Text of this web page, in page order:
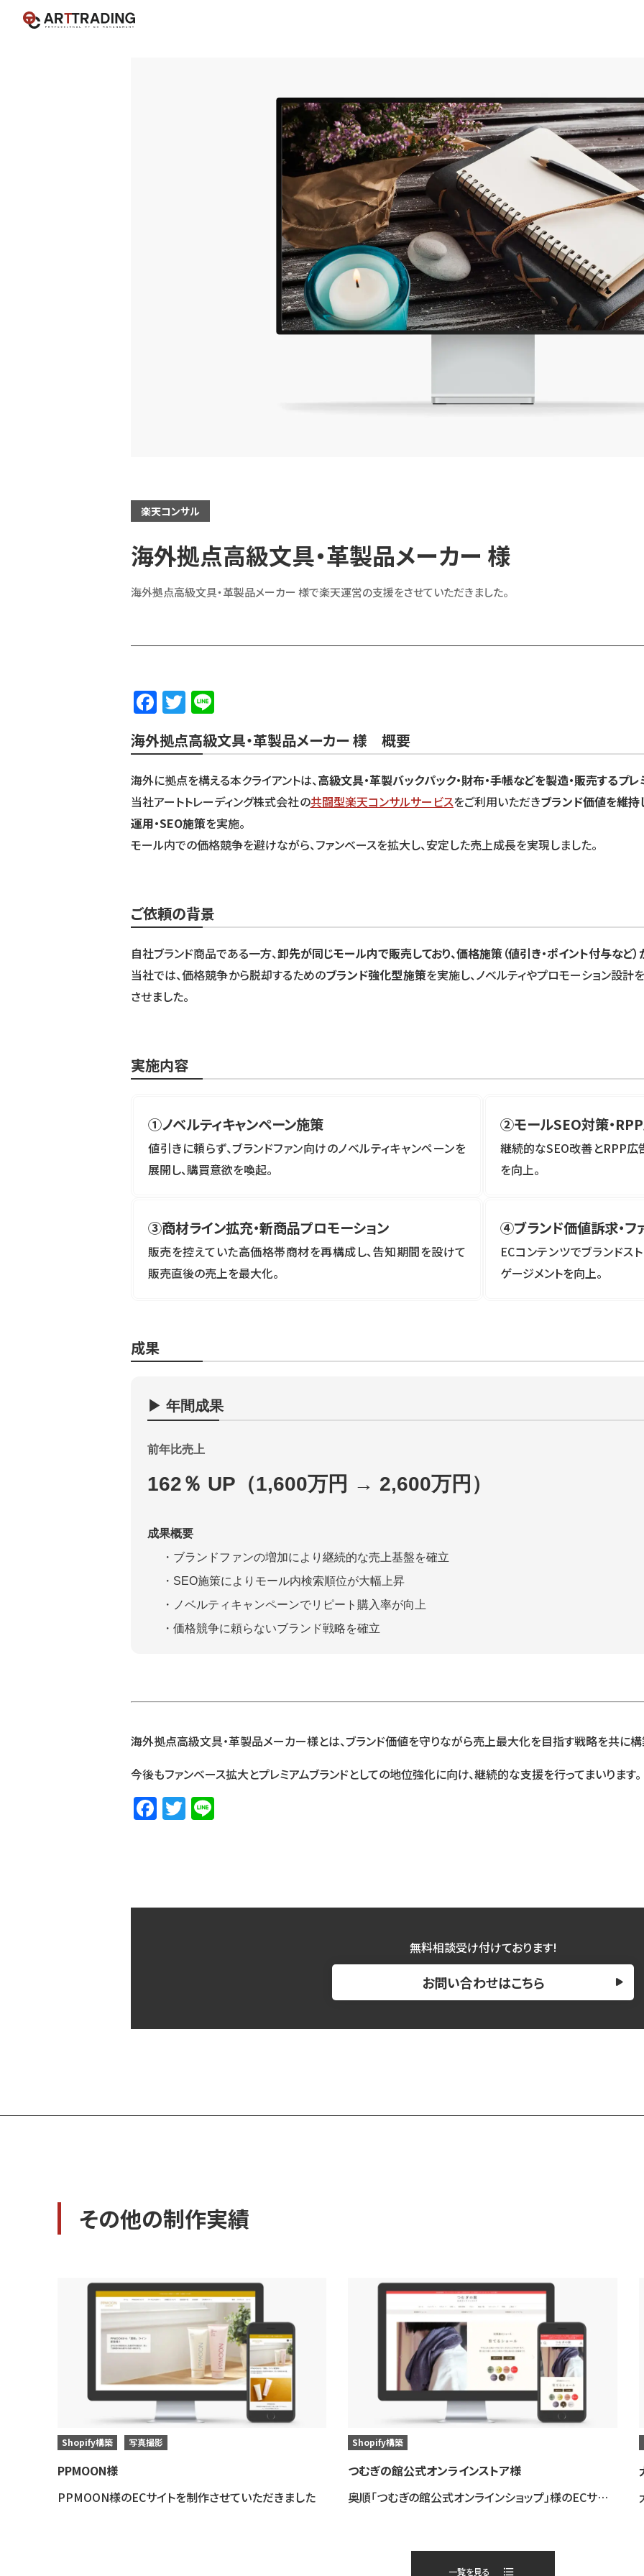
楽天コンサル
海外拠点高級文具・革製品メーカー 様
海外拠点高級文具・革製品メーカー 様で楽天運営の支援をさせていただきました。
F
a
c
e
b
o
o
T
w
it
te
r
n
e
海外拠点高級文具・革製品メーカー 様 概要
海外に拠点を構える本クライアントは、高級文具・革製バックパック・財布・手帳などを製造・販売するプ
当社アートトレーディング株式会社の共闘型楽天コンサルサービスをご利用いただきブランド価値を維
運用・SEO施策を実施。
モール内での価格競争を避けながら、ファンベースを拡大し、安定した売上成長を実現しました。
ご依頼の背景
自社ブランド商品である一方、卸先が同じモール内で販売しており、価格施策（値引き・ポイント付与など
当社では、価格競争から脱却するためのブランド強化型施策を実施し、ノベルティやプロモーション設計
させました。
実施内容
①ノベルティキャンペーン施策
値引きに頼らず、ブランドファン向けのノベルティキャンペーンを
展開し、購買意欲を喚起。
②モールSEO対策・
継続的なSEO改善とRPP広
を向上。
③商材ライン拡充・新商品プロモーション
販売を控えていた高価格帯商材を再構成し、告知期間を設けて
販売直後の売上を最大化。
④ブランド価値訴求・フ
ECコンテンツでブランドス
ゲージメントを向上。
成果
▶︎ 年間成果
前年比売上
162％ UP （1,600万円 → 2,600万円）
成果概要
ブランドファンの増加により継続的な売上基盤を確立
SEO施策によりモール内検索順位が大幅上昇
ノベルティキャンペーンでリピート購入率が向上
価格競争に頼らないブランド戦略を確立
海外拠点高級文具・革製品メーカー様とは、ブランド価値を守りながら売上最大化を目指す戦略を共に構
今後もファンベース拡大とプレミアムブランドとしての地位強化に向け、継続的な支援を行ってまいります。
F
b
T
r
無料相談受け付けております!
お問い合わせはこちら
その他の制作実績
PPMOON様
Shopify構築 写真撮影
PPMOON様のECサイトを制作させていただきました
つむぎの館公式オンラインストア様
Shopify構築
奥順「つむぎの館公式オンラインショップ」様のECサイトをリニューアルさせて頂きました。
一覧を見る